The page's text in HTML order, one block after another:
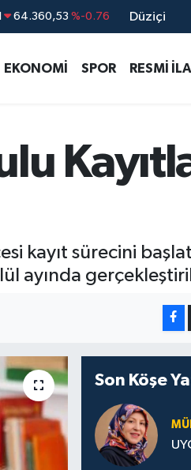
47,7069 %0.17
64,1897 %0.02
%-0.76
Düziçi
EKONOMİ SPOR RESMİ
kayıt sürecini
ayında
Son Köşe